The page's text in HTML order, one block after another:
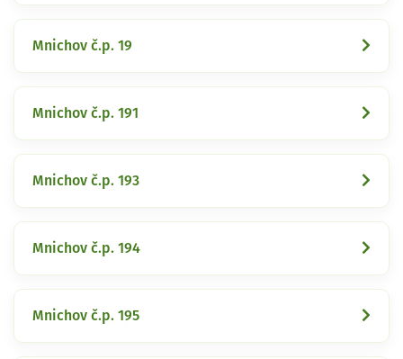
Mnichov č.p. 19
Mnichov č.p. 191
Mnichov č.p. 193
Mnichov č.p. 194
Mnichov č.p. 195